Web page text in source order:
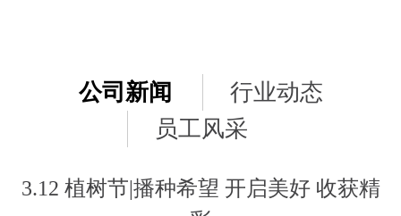
公司新闻
行业动态
员工风采
3.12 植树节|播种希望 开启美好 收获精